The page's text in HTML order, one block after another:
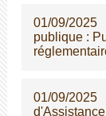
01/09/2025
publique :
01/09/2025